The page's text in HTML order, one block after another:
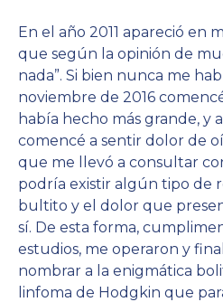
En el año 2011 apareció en
que según la opinión de
nada”. Si bien nunca me
noviembre de 2016
había hecho más grande, y
comencé a sentir dolor de
que me llevó a consultar
podría existir algún tipo de
bultito y el dolor que
sí. De esta forma,
estudios, me operaron y
nombrar a la enigmática
linfoma de Hodgkin que